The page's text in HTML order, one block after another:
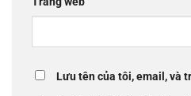
Lưu tên của tôi, email, và